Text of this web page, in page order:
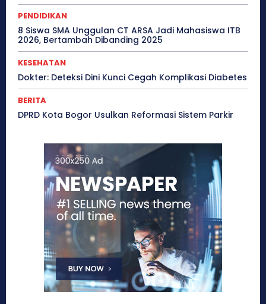
PENDIDIKAN
8 Siswa SMA Unggulan CT ARSA Jadi Mahasiswa ITB
2026, Bertambah Dibanding 2025
KESEHATAN
Dokter: Deteksi Dini Kunci Cegah Komplikasi Diabetes
BERITA
DPRD Kota Bogor Usulkan Reformasi Sistem Parkir